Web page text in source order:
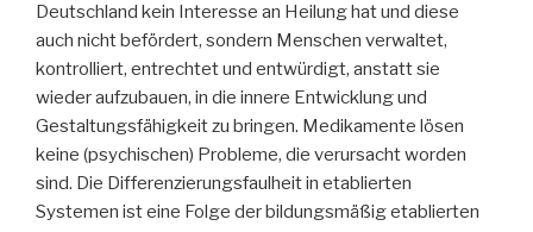
Deutschland kein Interesse an Heilung hat und diese
auch nicht befördert, sondern Menschen verwaltet,
kontrolliert, entrechtet und entwürdigt, anstatt sie
wieder aufzubauen, in die innere Entwicklung und
Gestaltungsfähigkeit zu bringen. Medikamente lösen
keine (psychischen) Probleme, die verursacht worden
sind. Die Differenzierungsfaulheit in etablierten
Systemen ist eine Folge der bildungsmäßig etablierten